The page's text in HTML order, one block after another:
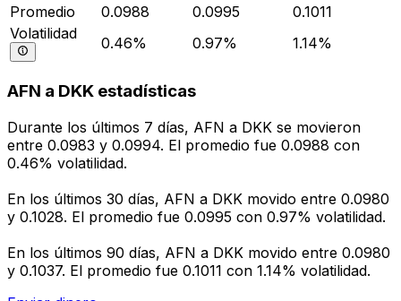
Promedio
0.0988 0.0995
0.1011
Volatilidad
0.46% 0.97% 1.14%
AFN a DKK estadísticas
Durante los últimos 7 días, AFN a DKK se movieron
entre 0.0983 y 0.0994. El promedio fue 0.0988 con
0.46% volatilidad.
En los últimos 30 días, AFN a DKK movido entre 0.0980
y 0.1028. El promedio fue 0.0995 con 0.97% volatilidad.
En los últimos 90 días, AFN a DKK movido entre 0.0980
y 0.1037. El promedio fue 0.1011 con 1.14% volatilidad.